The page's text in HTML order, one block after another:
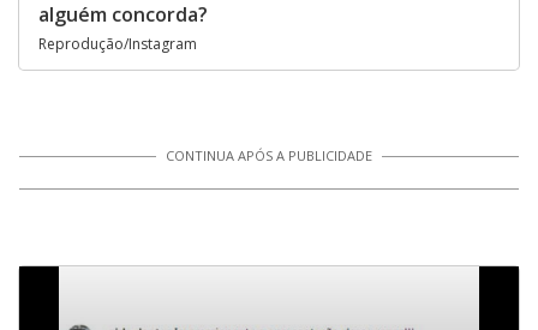
alguém concorda?
Reprodução/Instagram
CONTINUA APÓS A PUBLICIDADE